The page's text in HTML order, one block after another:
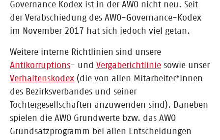
Governance Kodex ist in der AWO nicht neu. Seit
der Verabschiedung des AWO-Governance-Kodex
im November 2017 hat sich jedoch viel getan.
Weitere interne Richtlinien sind unsere
Antikorruptions- und Vergaberichtlinie sowie unser
Verhaltenskodex (die von allen Mitarbeiter*innen
des Bezirksverbandes und seiner
Tochtergesellschaften anzuwenden sind). Daneben
spielen die AWO Grundwerte bzw. das AWO
Grundsatzprogramm bei allen Entscheidungen